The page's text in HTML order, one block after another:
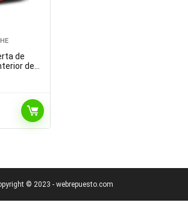
de
de
© 2023 - webrepuesto.com